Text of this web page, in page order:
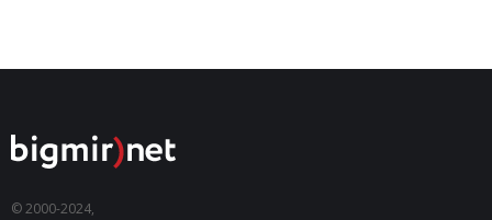
© 2000-2024,